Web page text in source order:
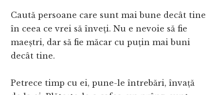
Caută persoane care sunt mai bune decât tine
în ceea ce vrei să înveți. Nu e nevoie să fie
maeștri, dar să fie măcar cu puțin mai buni
decât tine.
Petrece timp cu ei, pune-le întrebări, învață